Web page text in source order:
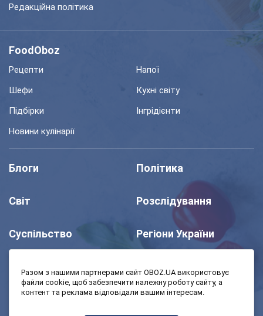
Редакційна політика
FoodOboz
Рецепти
Напої
Шефи
Кухні світу
Підбірки
Інгрідієнти
Новини кулінарії
Блоги Політика
Світ Розслідування
Суспільство Регіони України
Моя школа
Разом з нашими партнерами сайт OBOZ.UA використовує
файли cookie, щоб забезпечити належну роботу сайту, а
контент та реклама відповідали вашим інтересам.